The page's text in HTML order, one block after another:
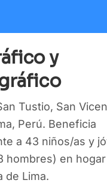
y
Tustio, San
Perú. Beneficia
a 43 niños/as y
hombres) en hogar
de Lima.